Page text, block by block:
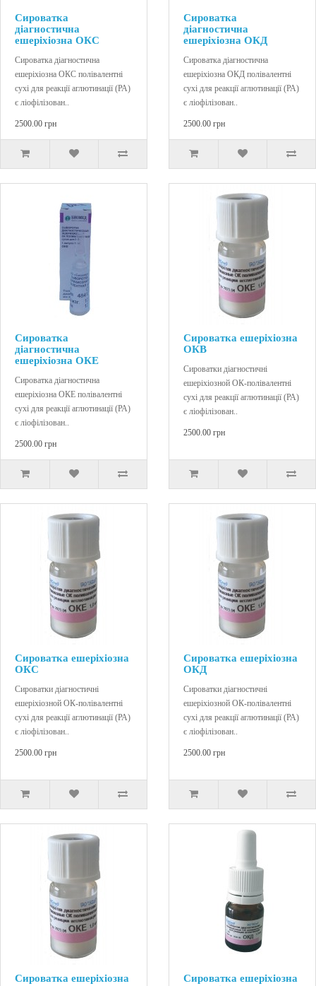
Сироватка
діагностична
ешеріхіозна ОКС
Сироватка діагностична
ешеріхіозна ОКС полівалентні
сухі для реакції аглютинації (РА)
є ліофілізован..
2500.00 грн
Сироватка
діагностична
ешеріхіозна ОКД
Сироватка діагностична
ешеріхіозна ОКД полівалентні
сухі для реакції аглютинації (РА)
є ліофілізован..
2500.00 грн
Сироватка
діагностична
ешеріхіозна ОКЕ
Сироватка діагностична
ешеріхіозна ОКЕ полівалентні
сухі для реакції аглютинації (РА)
є ліофілізован..
2500.00 грн
Сироватка ешеріхіозна
ОКВ
Сироватки діагностичні
ешеріхіозной ОК-полівалентні
сухі для реакції аглютинації (РА)
є ліофілізован..
2500.00 грн
Сироватка ешеріхіозна
ОКС
Сироватки діагностичні
ешеріхіозной ОК-полівалентні
сухі для реакції аглютинації (РА)
є ліофілізован..
2500.00 грн
Сироватка ешеріхіозна
ОКД
Сироватки діагностичні
ешеріхіозной ОК-полівалентні
сухі для реакції аглютинації (РА)
є ліофілізован..
2500.00 грн
Сироватка ешеріхіозна
Сироватка ешеріхіозна